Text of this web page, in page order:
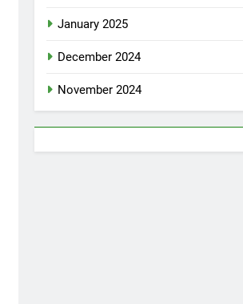
January 2025
December 2024
November 2024